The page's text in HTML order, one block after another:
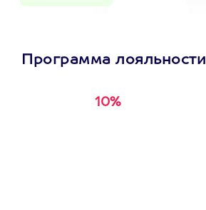
Программа лояльности
10%